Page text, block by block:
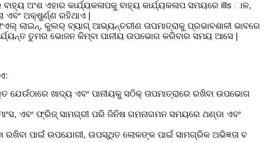
ଅଂଶ ଏହାର କାର୍ଯ୍ୟକଳାପକୁ ବାହ୍ୟ କାର୍ଯ୍ୟକଳାପ ସମୟରେ ills ାଳ,
ଅକ୍ଷୁର୍ଣ୍ଣ ରହିଥାଏ |
କୁଲର୍ ବ୍ୟାଗ୍ ଆଭ୍ୟନ୍ତରୀଣ ତାପମାତ୍ରାକୁ ପ୍ରଭାବଶାଳୀ ଭାବରେ
ତୁମର ଭୋଜନ କିମ୍ବା ପାନୀୟ ଉପଭୋଗ କରିବାର ସମୟ ଆସେ |
ଖାଦ୍ୟ ଏବଂ ପାନୀୟକୁ ସଠିକ୍ ତାପମାତ୍ରାରେ ରଖିବା ଉପଭୋଗ
ଏବଂ ଫ୍ରିଜ୍ ସାମଗ୍ରୀ ପରି ଜିନିଷ ଗମନାଗମନ ସମୟରେ ଥଣ୍ଡା ଏବଂ
ରଖିବା ପାଇଁ ଉପଯୋଗୀ, ଉପସ୍ଥିତ ଲୋକଙ୍କ ପାଇଁ ସାମଗ୍ରିକ ଅଭିଜ୍ଞତା ବ